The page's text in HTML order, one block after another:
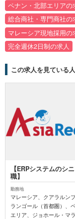
ペナン・北部エリアの
総合商社・専門商社の
マレーシア現地採用の
完全週休2日制の求人
この求人を見ている
【ERPシステムのシ
職】
勤務地
マレーシア、クアラルン
ランゴール（首都圏）、
エリア、ジョホール・マ